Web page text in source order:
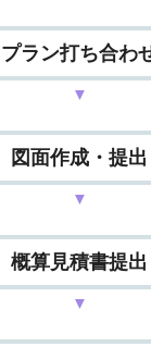
プラン打ち合わ
▼
図面作成・提出
▼
概算見積書提出
▼